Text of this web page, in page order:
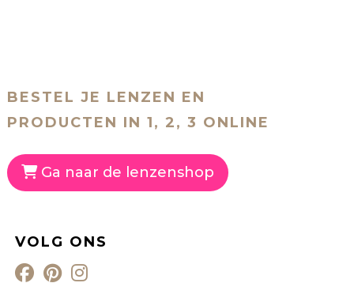
BESTEL JE LENZEN EN
PRODUCTEN IN 1, 2, 3 ONLINE
Ga naar de lenzenshop
VOLG ONS